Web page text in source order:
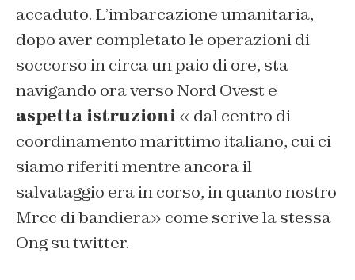
accaduto. L’imbarcazione umanitaria,
dopo aver completato le operazioni di
soccorso in circa un paio di ore, sta
navigando ora verso Nord Ovest e
aspetta istruzioni « dal centro di
coordinamento marittimo italiano, cui ci
siamo riferiti mentre ancora il
salvataggio era in corso, in quanto nostro
Mrcc di bandiera» come scrive la stessa
Ong su twitter.